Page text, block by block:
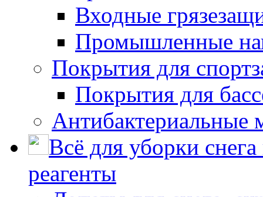
Входные
Промышленные
Покрытия для
Покрытия для
Антибактериальные
Всё для уборки
реагенты